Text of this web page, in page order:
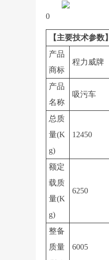
0
【主要技术参数】
产品
商标
程力威牌
产品
名称
吸污车
总质
量(K
g)
12450
额定
载质
量(K
g)
6250
整备
质量
6005